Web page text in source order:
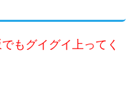
もグイグイ上ってく